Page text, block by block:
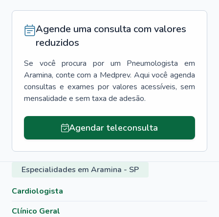
Agende uma consulta com valores
reduzidos
Se você procura por um Pneumologista
em
Aramina, conte com a Medprev. Aqui você agenda
consultas e exames por valores acessíveis, sem
mensalidade e sem taxa de adesão.
Agendar teleconsulta
Especialidades em Aramina - SP
Cardiologista
Clínico Geral